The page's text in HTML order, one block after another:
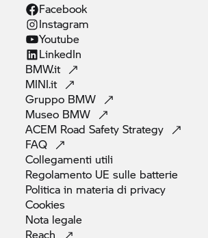
Facebook
Instagram
Youtube
LinkedIn
BMW.it
MINI.it
Gruppo BMW
Museo BMW
ACEM Road SafetyStrategy
FAQ
Collegamenti utili
Regolamento UE sulle batterie
Politica in materia di privacy
Cookies
Nota legale
Reach